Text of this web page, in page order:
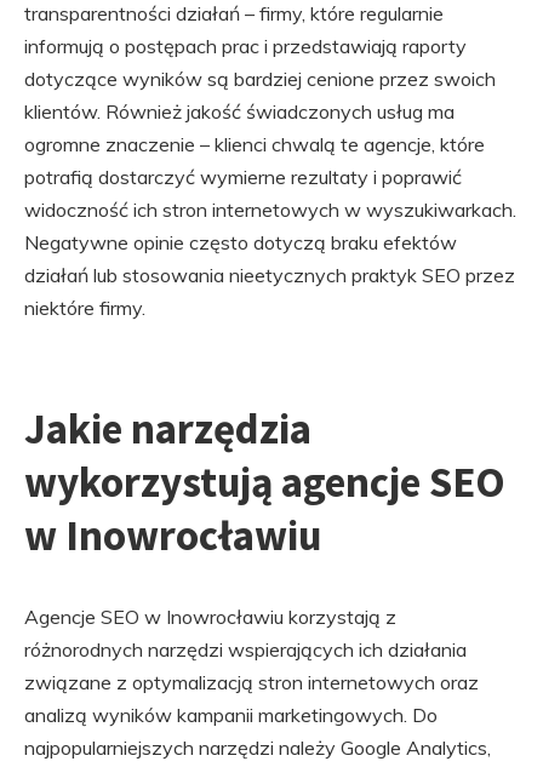
transparentności działań – firmy, które regularnie
informują o postępach prac i przedstawiają raporty
dotyczące wyników są bardziej cenione przez swoich
klientów. Również jakość świadczonych usług ma
ogromne znaczenie – klienci chwalą te agencje, które
potrafią dostarczyć wymierne rezultaty i poprawić
widoczność ich stron internetowych w wyszukiwarkach.
Negatywne opinie często dotyczą braku efektów
działań lub stosowania nieetycznych praktyk SEO przez
niektóre firmy.
Jakie narzędzia
wykorzystują agencje SEO
w Inowrocławiu
Agencje SEO w Inowrocławiu korzystają z
różnorodnych narzędzi wspierających ich działania
związane z optymalizacją stron internetowych oraz
analizą wyników kampanii marketingowych. Do
najpopularniejszych narzędzi należy Google Analytics,